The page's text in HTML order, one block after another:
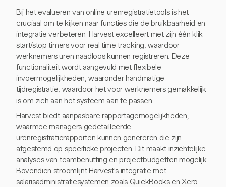
Bij het evalueren van online urenregistratietools is het
cruciaal om te kijken naar functies die de bruikbaarheid en
integratie verbeteren. Harvest excelleert met zijn één-klik
start/stop timers voor real-time tracking, waardoor
werknemers uren naadloos kunnen registreren. Deze
functionaliteit wordt aangevuld met flexibele
invoermogelijkheden, waaronder handmatige
tijdregistratie, waardoor het voor werknemers gemakkelijk
is om zich aan het systeem aan te passen.
Harvest biedt aanpasbare rapportagemogelijkheden,
waarmee managers gedetailleerde
urenregistratierapporten kunnen genereren die zijn
afgestemd op specifieke projecten. Dit maakt inzichtelijke
analyses van teambenutting en projectbudgetten mogelijk.
Bovendien stroomlijnt Harvest's integratie met
salarisadministratiesystemen zoals QuickBooks en Xero